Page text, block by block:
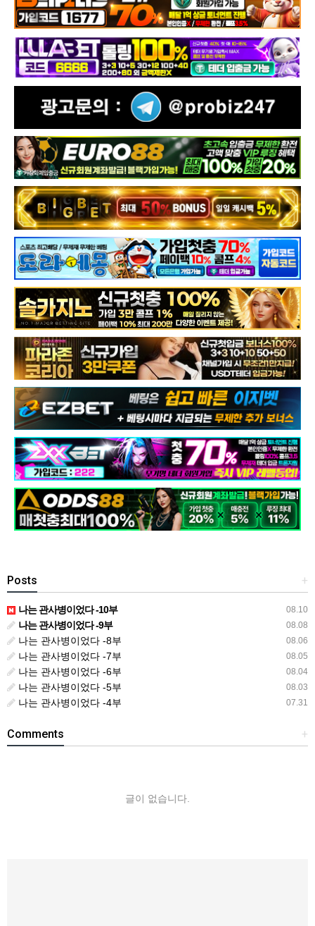
+
Posts
08.10
나는 관사병이었다 -10부
08.08
나는 관사병이었다 -9부
08.06
나는 관사병이었다 -8부
08.05
나는 관사병이었다 -7부
08.04
나는 관사병이었다 -6부
08.03
나는 관사병이었다 -5부
07.31
나는 관사병이었다 -4부
+
Comments
글이 없습니다.